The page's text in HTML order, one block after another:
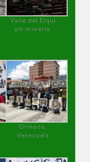
Valle del Elqui
sin minería.
Orinoco,
Venezuela